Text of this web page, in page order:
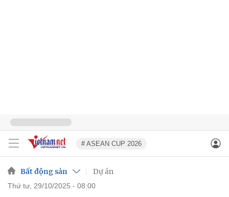
# ASEAN CUP 2026
Bất động sản Dự án
thứ tư, 29/10/2025 - 08:00